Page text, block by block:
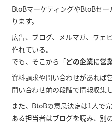
BtoBマーケティングやBtoBセ
ります。
広告、ブログ、メルマガ、ウェ
作れている。
でも、そこから 「どの企業に営
資料請求や問い合わせがあれば
問い合わせ前の段階で情報収集
また、BtoBの意思決定は1人で完
ある担当者はブログを読み、別